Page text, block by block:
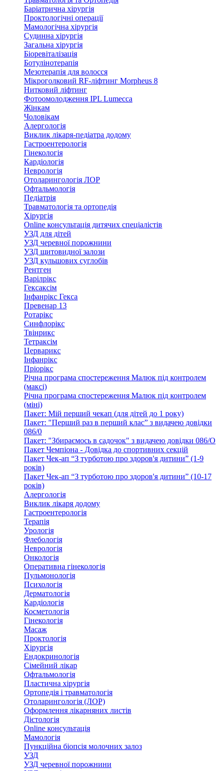
Баріатрична хірургія
Проктологічні операції
Мамологічна хірургія
Судинна хірургія
Загальна хірургія
Біоревіталізація
Ботулінотерапія
Мезотерапія для волосся
Мікроголковий RF-ліфтинг Morpheus 8
Нитковий ліфтинг
Фотоомолодження IPL Lumecca
Жінкам
Чоловікам
Алергологія
Виклик лікаря-педіатра додому
Гастроентерологія
Гінекологія
Кардіологія
Неврологія
Отоларингологія ЛОР
Офтальмологія
Педіатрія
Травматологія та ортопедія
Хірургія
Online консультація дитячих спеціалістів
УЗД для дітей
УЗД черевної порожнини
УЗД щитовидної залози
УЗД кульшових суглобів
Рентген
Варілрікс
Гексаксім
Інфанрікс Гекса
Превенар 13
Ротарікс
Синфлорікс
Твінрикс
Тетраксім
Церварикс
Інфанрікс
Пріорікс
Річна програма спостереження Малюк під контролем
(максі)
Річна програма спостереження Малюк під контролем
(міні)
Пакет: Мій перший чекап (для дітей до 1 року)
Пакет: "Перший раз в перший клас” з видачею довідки
086/0
Пакет: "Збираємось в садочок" з видачею довідки 086/О
Пакет Чемпіона - Довідка до спортивних секцій
Пакет Чек-ап “З турботою про здоров'я дитини” (1-9
років)
Пакет Чек-ап “З турботою про здоров'я дитини” (10-17
років)
Алергологія
Виклик лікаря додому
Гастроентерологія
Терапія
Урологія
Флебологія
Неврологія
Онкологія
Оперативна гінекологія
Пульмонологія
Психологія
Дерматологія
Кардіологія
Косметологія
Гінекологія
Масаж
Проктологія
Хірургія
Ендокринологія
Сімейний лікар
Офтальмологія
Пластична хірургія
Ортопедія і травматологія
Отоларингологія (ЛОР)
Оформлення лікарняних листів
Дієтологія
Online консультація
Мамологія
Пункційна біопсія молочних залоз
УЗД
УЗД черевної порожнини